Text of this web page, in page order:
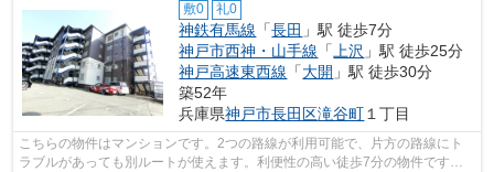
敷0 礼0
神鉄有馬線 「長田 」駅 徒歩7分
神戸市西神・山手線 「上沢 」駅 徒歩25分
神戸高速東西線 「大開 」駅 徒歩30分
築52年
兵庫県神戸市長田区滝谷町１丁目
こちらの物件はマンションです。2つの路線が利用可能で、片方の路線にト
ラブルがあっても別ルートが使えます。利便性の高い徒歩7分の物件です。